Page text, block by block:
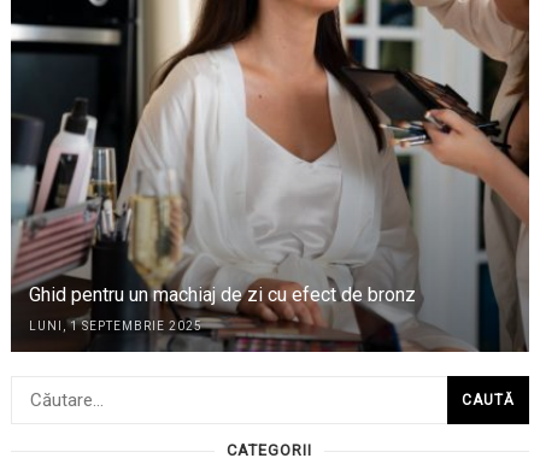
Ghid pentru un machiaj de zi cu efect de bronz
LUNI, 1 SEPTEMBRIE 2025
Caută
CATEGORII